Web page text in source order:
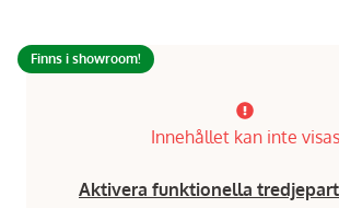
Finns i showroom!
Innehållet kan inte visas
Aktivera funktionella